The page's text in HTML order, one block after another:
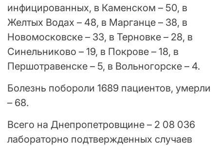
инфицированных, в Каменском – 50, в
Желтых Водах – 48, в Марганце – 38, в
Новомосковске – 33, в Терновке – 28, в
Синельниково – 19, в Покрове – 18, в
Першотравенске – 5, в Вольногорске – 4.
Болезнь побороли 1689 пациентов, умерли
– 68.
Всего на Днепропетровщине – 2 08 036
лабораторно подтвержденных случаев